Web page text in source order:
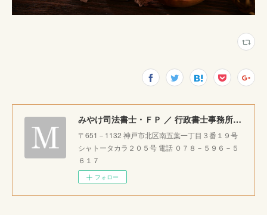
みやけ司法書士・ＦＰ ／ 行政書士事務所 ｜神戸市北区で相続・成年後見・生前整理のご相談をお受けしています。
〒651－1132 神戸市北区南五葉一丁目３番１９号
シャトータカラ２０５号 電話 ０７８－５９６－５
６１７
フォロー